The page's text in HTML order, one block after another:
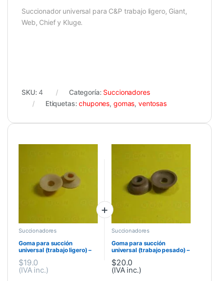
Succionador universal para C&P trabajo ligero, Giant,
Web, Chief y Kluge.
SKU:4 Categoría: Succionadores
Etiquetas:chupones, gomas, ventosas
Succionadores
Goma para succión
universal (trabajo ligero) –
$19.0
(IVA inc.)
Succionadores
Goma para succión
universal (trabajo pesado) –
$20.0
(IVA inc.)